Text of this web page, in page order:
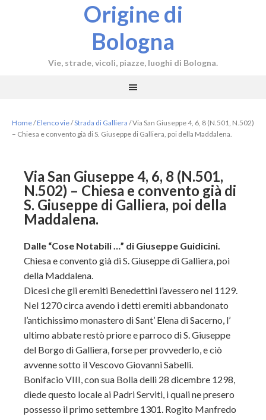
Origine di
Bologna
Vie, strade, vicoli, piazze, luoghi di Bologna.
Home/Elenco vie/Strada di Galliera /Via San Giuseppe 4, 6, 8 (N.501, N.502)
– Chiesa e convento già di S. Giuseppe di Galliera, poi della Maddalena.
Via San Giuseppe 4, 6, 8 (N.501,
N.502) – Chiesa e convento già di
S. Giuseppe di Galliera, poi della
Maddalena.
Dalle “Cose Notabili …” di Giuseppe Guidicini.
Chiesa e convento già di S. Giuseppe di Galliera, poi
della Maddalena.
Dicesi che gli eremiti Benedettini l’avessero nel 1129.
Nel 1270 circa avendo i detti eremiti abbandonato
l’antichissimo monastero di Sant’ Elena di Sacerno, l’
ultimo abbate restò priore e parroco di S. Giuseppe
del Borgo di Galliera, forse per provvederlo, e ciò
avvenne sotto il Vescovo Giovanni Sabelli.
Bonifacio VIII, con sua Bolla delli 28 dicembre 1298,
diede questo locale ai Padri Serviti, i quali ne presero
possesso il primo settembre 1301. Rogito Manfredo